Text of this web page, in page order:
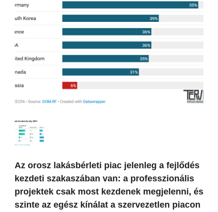
Az orosz lakásbérleti piac jelenleg a fejlődés
kezdeti szakaszában van: a professzionális
projektek csak most kezdenek megjelenni, és
szinte az egész kínálat a szervezetlen piacon